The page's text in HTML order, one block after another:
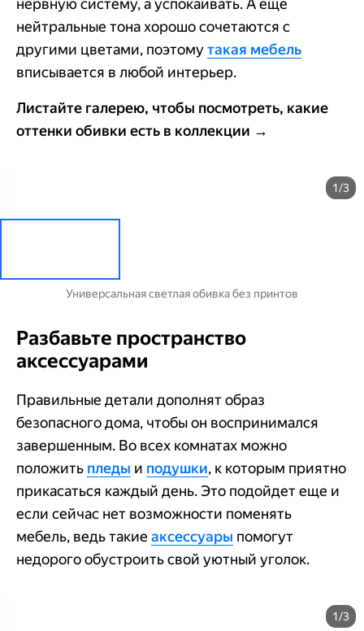
нервную систему, а успокаивать. А еще
нейтральные тона хорошо сочетаются с
другими цветами, поэтомутакая мебель
вписывается в любой интерьер.
Листайте галерею, чтобы посмотреть, какие
оттенки обивки есть в коллекции →
1/3
Универсальная светлая обивка без принтов
Разбавьте пространство
аксессуарами
Правильные детали дополнят образ
безопасного дома, чтобы он воспринимался
завершенным. Во всех комнатах можно
положить пледы и подушки, к которым приятно
прикасаться каждый день. Это подойдет еще и
если сейчас нет возможности поменять
мебель, ведь такие аксессуары помогут
недорого обустроить свой уютный уголок.
1/3